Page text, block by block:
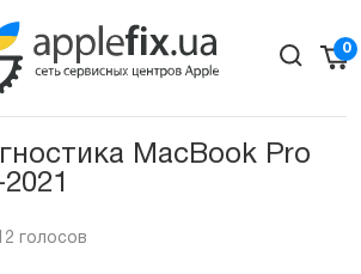
0
MacBook Pro
голосов